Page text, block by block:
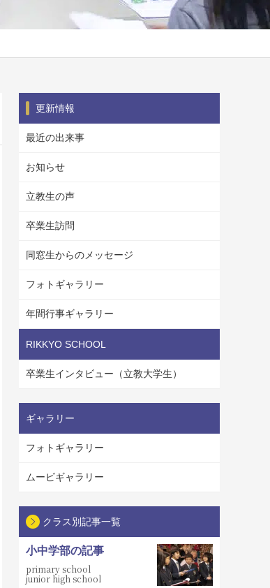
更新情報
最近の出来事
お知らせ
立教生の声
卒業生訪問
同窓生からのメッセージ
フォトギャラリー
年間行事ギャラリー
RIKKYO SCHOOL
卒業生インタビュー（立教大学生）
ギャラリー
フォトギャラリー
ムービギャラリー
クラス別記事一覧
小中学部の記事
primary school
junior high school